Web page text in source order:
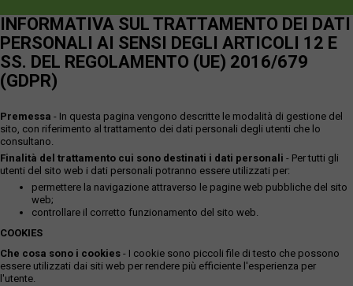
INFORMATIVA SUL TRATTAMENTO DEI DATI
PERSONALI AI SENSI DEGLI ARTICOLI 12 E
SS. DEL REGOLAMENTO (UE) 2016/679
(GDPR)
Premessa - In questa pagina vengono descritte le modalità di gestione del
sito, con riferimento al trattamento dei dati personali degli utenti che lo
consultano.
Finalità del trattamento cui sono destinati i dati personali - Per tutti gli
utenti del sito web i dati personali potranno essere utilizzati per:
permettere la navigazione attraverso le pagine web pubbliche del sito
web;
controllare il corretto funzionamento del sito web.
COOKIES
Che cosa sono i cookies - I cookie sono piccoli file di testo che possono
essere utilizzati dai siti web per rendere più efficiente l'esperienza per
l'utente.